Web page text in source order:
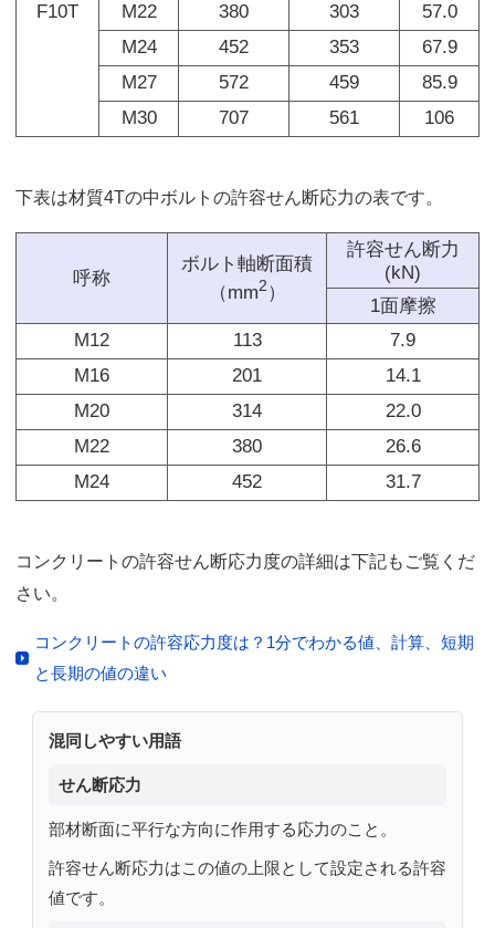
F10T
M22
380 303
57.0
M24
452 353
67.9
M27
572 459
85.9
M30
707 561 106
下表は材質4Tの中ボルトの許容せん断応力の表です。
呼称
ボルト軸断面積
（mm2）
許容せん断力
(kN)
1面摩擦
M12
113
7.9
M16
201
14.1
M20
314
22.0
M22
380
26.6
M24
452 31.7
コンクリートの許容せん断応力度の詳細は下記もご覧くだ
さい。
コンクリートの許容応力度は？1分でわかる値、計算、短期
と長期の値の違い
混同しやすい用語
せん断応力
部材断面に平行な方向に作用する応力のこと。
許容せん断応力はこの値の上限として設定される許容
値です。